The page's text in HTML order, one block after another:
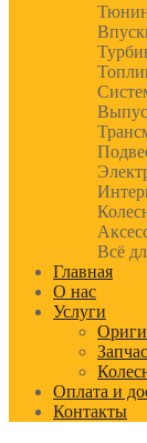
Всё
Главная
О нас
Услуги
Оплата и
Контакты